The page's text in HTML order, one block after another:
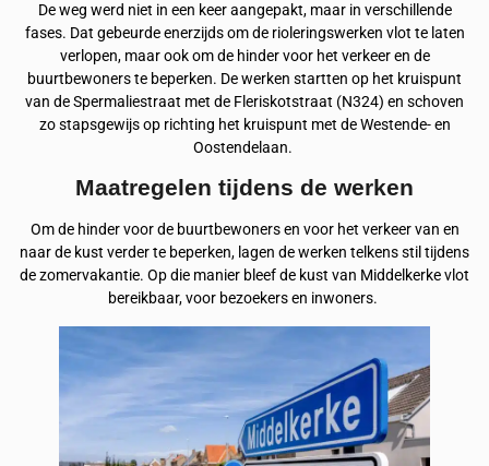
De weg werd niet in een keer aangepakt, maar in verschillende
fases. Dat gebeurde enerzijds om de rioleringswerken vlot te laten
verlopen, maar ook om de hinder voor het verkeer en de
buurtbewoners te beperken. De werken startten op het kruispunt
van de Spermaliestraat met de Fleriskotstraat (N324) en schoven
zo stapsgewijs op richting het kruispunt met de Westende- en
Oostendelaan.
Maatregelen tijdens de werken
Om de hinder voor de buurtbewoners en voor het verkeer van en
naar de kust verder te beperken, lagen de werken telkens stil tijdens
de zomervakantie. Op die manier bleef de kust van Middelkerke vlot
bereikbaar, voor bezoekers en inwoners.